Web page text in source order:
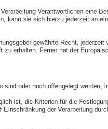
Verantwortlichen eine
kann sie sich hierzu jederzeit an
gewährte Recht, jederzeit
erhalten. Ferner hat der
oder noch offengelegt werden,
ist, die Kriterien für die
der Verarbeitung